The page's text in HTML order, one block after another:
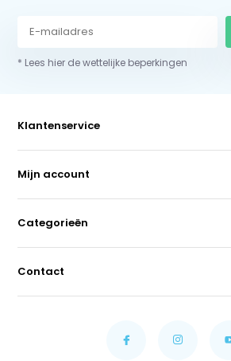
* Lees hier de wettelijke beperkingen
Klantenservice
Mijn account
Categorieën
Contact